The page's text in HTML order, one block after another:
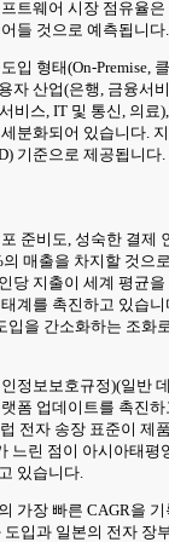
트웨어 시장 점유율
들 것으로 예측됩니다.
입 형태(On-Premise,
자 산업(은행, 금융서
비스, IT 및 통신, 의료
분화되어 있습니다.
기준으로 제공됩니다.
준비도, 성숙한 결제
매출을 차지할 것으
당 지출이 세계 평균
계를 촉진하고 있습
입을 간소화하는 조화
정보보호규정)(일반
폼 업데이트를 촉진
전자 송장 표준이 제
느린 점이 아시아태평
있습니다.
가장 빠른 CAGR을
입과 일본의 전자 장